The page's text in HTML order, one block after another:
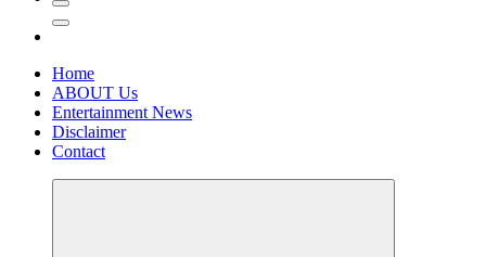
Home
ABOUT Us
Entertainment News
Disclaimer
Contact